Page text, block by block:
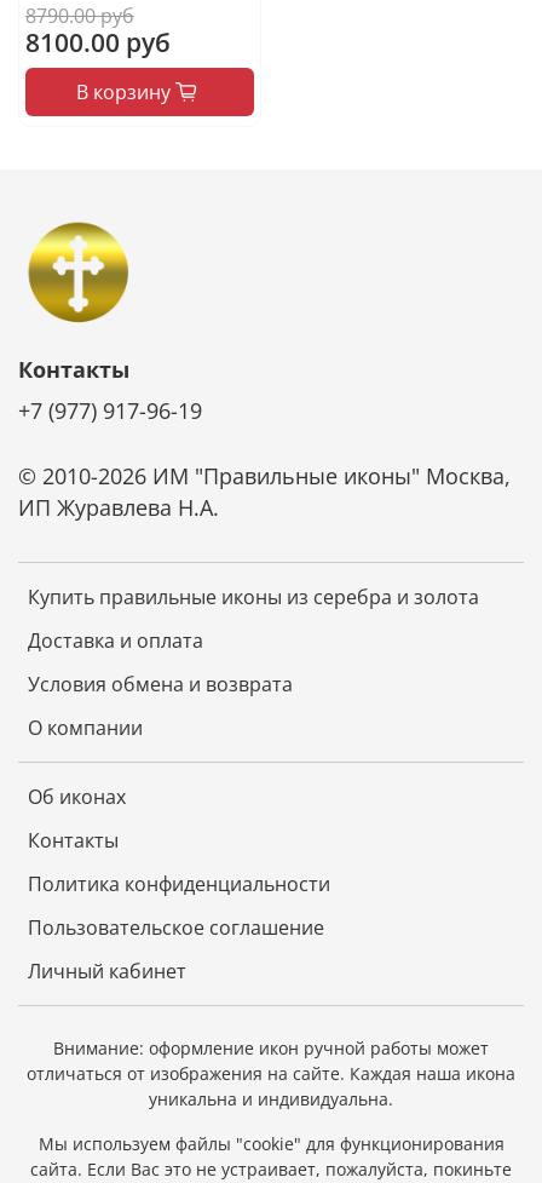
8790.00 руб
8100.00 руб
В корзину
Купить правильные иконы из серебра и золота
Доставка и оплата
Условия обмена и возврата
О компании
Об иконах
Контакты
Политика конфиденциальности
Пользовательское соглашение
Личный кабинет
Контакты
+7 (977) 917-96-19
© 2010-2026 ИМ "Правильные иконы" Москва,
ИП Журавлева Н.А.
Внимание: оформление икон ручной работы может
отличаться от изображения на сайте. Каждая наша икона
уникальна и индивидуальна.
Мы используем файлы "cookie" для функционирования
сайта. Если Вас это не устраивает, пожалуйста, покиньте